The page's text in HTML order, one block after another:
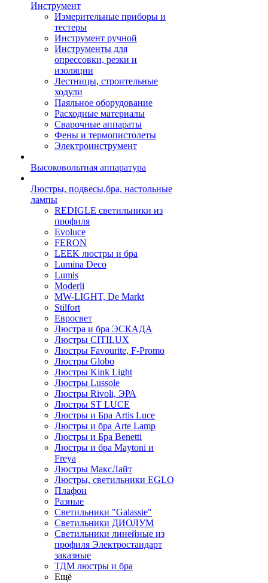
Инструмент
Измерительные приборы и
тестеры
Инструмент ручной
Инструменты для
опрессовки, резки и
изоляции
Лестницы, строительные
ходули
Паяльное оборудование
Расходные материалы
Сварочные аппараты
Фены и термопистолеты
Электроинструмент
Высоковольтная аппаратура
Люстры, подвесы,бра, настольные
лампы
REDIGLE светильники из
профиля
Evoluce
FERON
LEEK люстры и бра
Lumina Deco
Lumis
Moderli
MW-LIGHT, De Markt
Stilfort
Евросвет
Люстра и бра ЭСКАДА
Люстры CITILUX
Люстры Favourite, F-Promo
Люстры Globo
Люстры Kink Light
Люстры Lussole
Люстры Rivoli, ЭРА
Люстры ST LUCE
Люстры и Бра Artis Luce
Люстры и бра Arte Lamp
Люстры и Бра Benetti
Люстры и бра Maytoni и
Freya
Люстры МаксЛайт
Люстры, светильники EGLO
Плафон
Разные
Светильники "Galassie"
Светильники ДИОЛУМ
Светильники линейные из
профиля Электростандарт
заказные
ТДМ люстры и бра
Ещё